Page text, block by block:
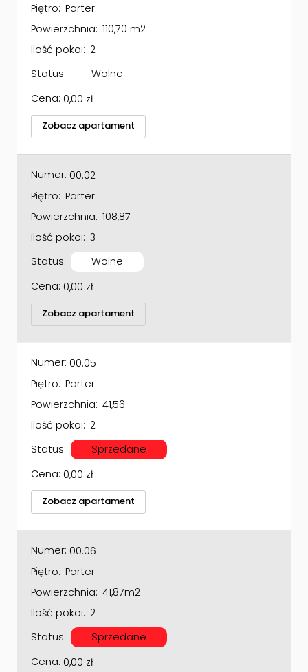
Piętro: Parter
Powierzchnia: 110,70 m2
Ilość pokoi: 2
Status:
Wolne
Cena: 0,00 zł
Zobacz apartament
Numer: 00.02
Piętro: Parter
Powierzchnia: 108,87
Ilość pokoi: 3
Status:
Wolne
Cena: 0,00 zł
Zobacz apartament
Numer: 00.05
Piętro: Parter
Powierzchnia: 41,56
Ilość pokoi: 2
Status:
Sprzedane
Cena: 0,00 zł
Zobacz apartament
Numer: 00.06
Piętro: Parter
Powierzchnia: 41,87m2
Ilość pokoi: 2
Status:
Sprzedane
Cena: 0,00 zł